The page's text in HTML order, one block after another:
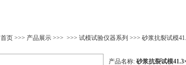
首页>>> 产品展示>>> >>> 试模试验仪器系列 >>> 砂浆抗裂试模
产品名称: 砂浆抗裂试模